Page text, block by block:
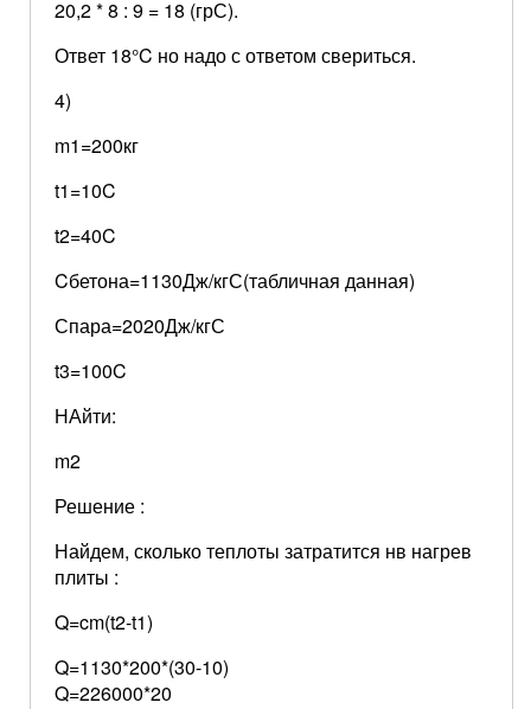
20,2 * 8 : 9 = 18 (грС).
Ответ 18°C но надо с ответом свериться.
4)
m1=200кг
t1=10C
t2=40C
Cбетона=1130Дж/кгС(табличная данная)
Спара=2020Дж/кгС
t3=100C
НАйти:
m2
Решение :
Найдем, сколько теплоты затратится нв нагрев
плиты :
Q=cm(t2-t1)
Q=1130*200*(30-10)
Q=226000*20